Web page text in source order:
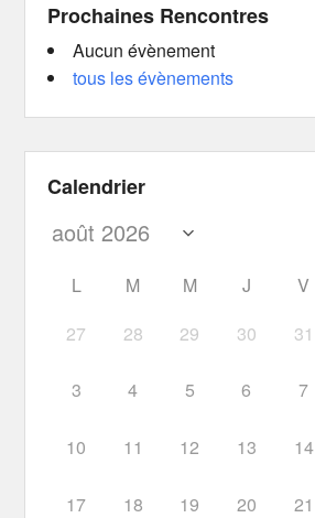
Prochaines Rencontres
Aucun évènement
tous les évènements
Calendrier
L M M J V
27
28 29 30 31
3 4 5 6 7
10 11 12 13 14
17 18 19 20 21